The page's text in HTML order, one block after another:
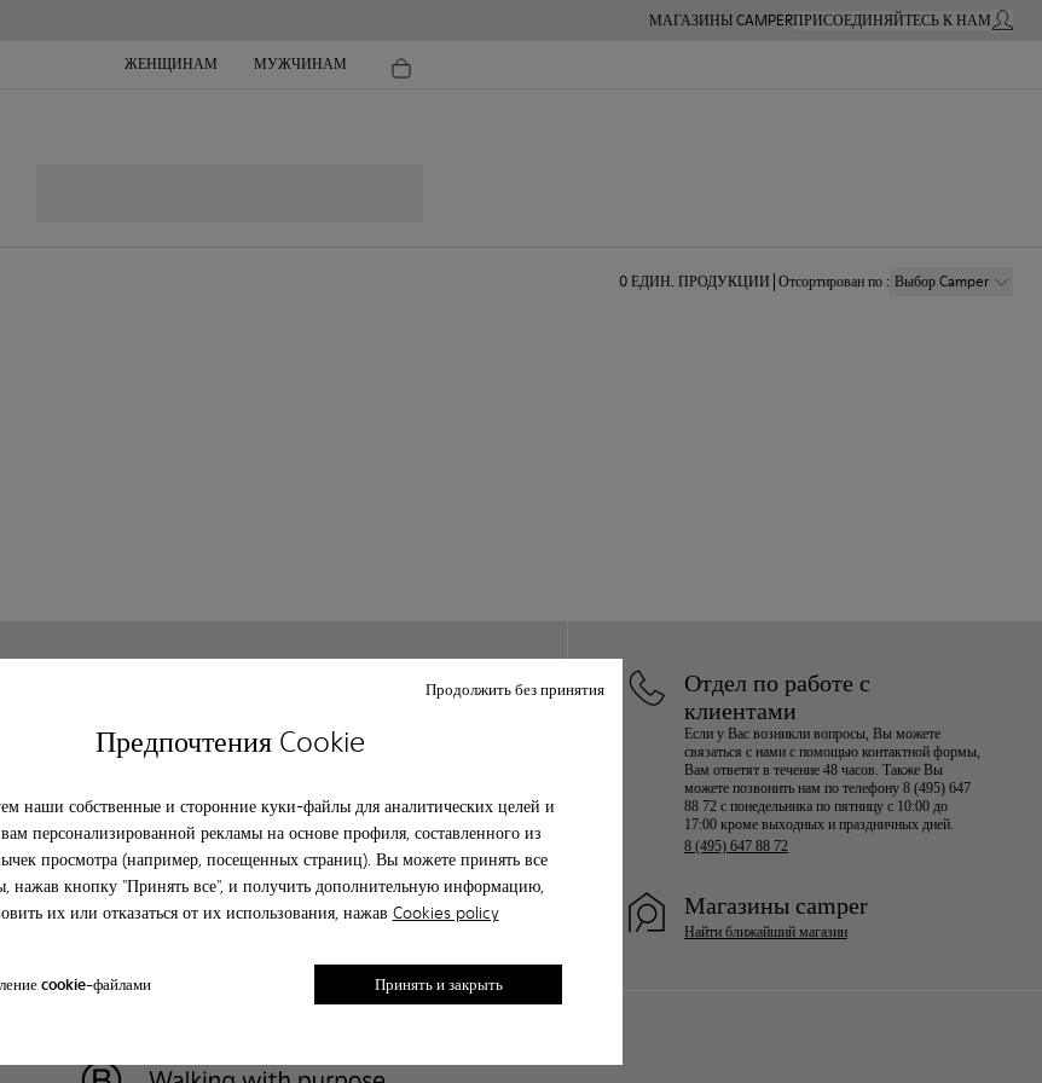
Предпочтения Cookie
наши собственные и сторонние куки-файлы для аналитических целей и
персонализированной рекламы на основе профиля, составленного из
просмотра (например, посещенных страниц). Вы можете принять все
нажав кнопку "Принять все", и получить дополнительную информацию,
их или отказаться от их использования, нажав Cookies policy
cookie-файлами
Продолжить без принятия
Принять и закрыть
МАГАЗИНЫ CAMPERПРИСОЕДИНЯЙТЕСЬ К НАММОЙ
ЖЕНЩИНАМ МУЖЧИНАМ
0ЕДИН. ПРОДУКЦИИ Отсортирован по: Выбор Camper
конфиденциальности
Camper together
Blog
Отдел по работе с
клиентами
Если у Вас возникли вопросы, Вы можете
связаться с нами с помощью контактной формы,
Вам ответят в течение 48 часов. Также Вы
можете позвонить нам по телефону 8 (495) 647
88 72 с понедельника по пятницу с 10:00 до
17:00 кроме выходных и праздничных дней.
8 (495) 647 88 72
Магазины camper
Найти ближайший магазин